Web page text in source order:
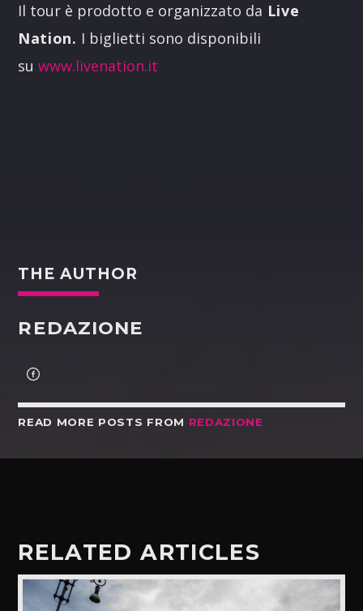
Il tour è prodotto e organizzato da Live
Nation. I biglietti sono disponibili
suwww.livenation.it
THE AUTHOR
REDAZIONE
READ MORE POSTS FROM REDAZIONE
RELATED ARTICLES